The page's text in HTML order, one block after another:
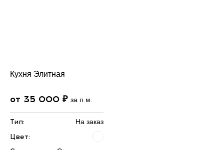
Кухня Элитная
от 35 000 ₽ за п.м.
Тип: На заказ
Цвет: